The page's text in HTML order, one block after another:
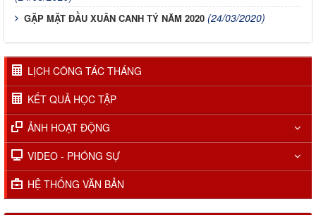
GẶP MẶT ĐẦU XUÂN CANH TÝ NĂM 2020 (24/03/2020)
LỊCH CÔNG TÁC THÁNG
KẾT QUẢ HỌC TẬP
ẢNH HOẠT ĐỘNG
VIDEO - PHÓNG SỰ
HỆ THỐNG VĂN BẢN